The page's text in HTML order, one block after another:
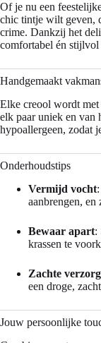
Of je nu een
chic tintje wilt geven,
crime. Dankzij het
comfortabel én
Handgemaakt
Elke creool wordt
elk paar uniek en
hypoallergeen, zodat
Onderhoudstips
Vermijd vocht
aanbrengen, en
Bewaar apart:
krassen te
Zachte
een droge,
Jouw persoonlijke